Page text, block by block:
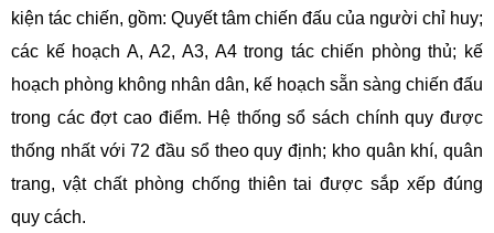
kiện tác chiến, gồm: Quyết tâm chiến đấu của người chỉ huy;
các kế hoạch A, A2, A3, A4 trong tác chiến phòng thủ; kế
hoạch phòng không nhân dân, kế hoạch sẵn sàng chiến đấu
trong các đợt cao điểm. Hệ thống sổ sách chính quy được
thống nhất với 72 đầu sổ theo quy định; kho quân khí, quân
trang, vật chất phòng chống thiên tai được sắp xếp đúng
quy cách.